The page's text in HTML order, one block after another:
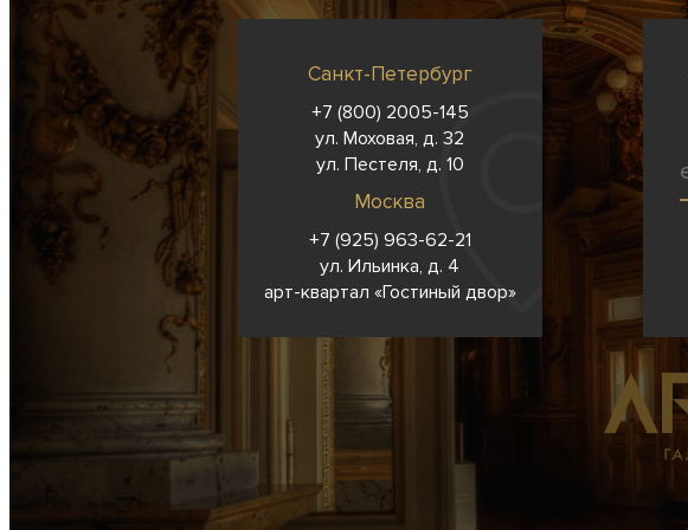
Санкт-Петербург
+7 (800) 2005-145
ул. Моховая, д. 32
ул. Пестеля, д. 10
Москва
+7 (925) 963-62-21
ул. Ильинка, д. 4
арт-квартал «Гостиный двор»